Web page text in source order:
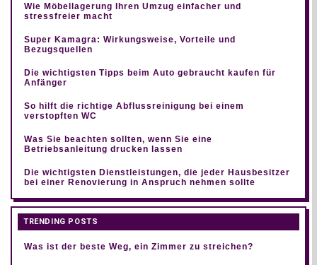
Wie Möbellagerung Ihren Umzug einfacher und
stressfreier macht
Super Kamagra: Wirkungsweise, Vorteile und
Bezugsquellen
Die wichtigsten Tipps beim Auto gebraucht kaufen für
Anfänger
So hilft die richtige Abflussreinigung bei einem
verstopften WC
Was Sie beachten sollten, wenn Sie eine
Betriebsanleitung drucken lassen
Die wichtigsten Dienstleistungen, die jeder Hausbesitzer
bei einer Renovierung in Anspruch nehmen sollte
TRENDING POSTS
Was ist der beste Weg, ein Zimmer zu streichen?